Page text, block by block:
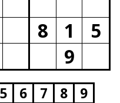
8 1
5
9
5 6 7 8 9